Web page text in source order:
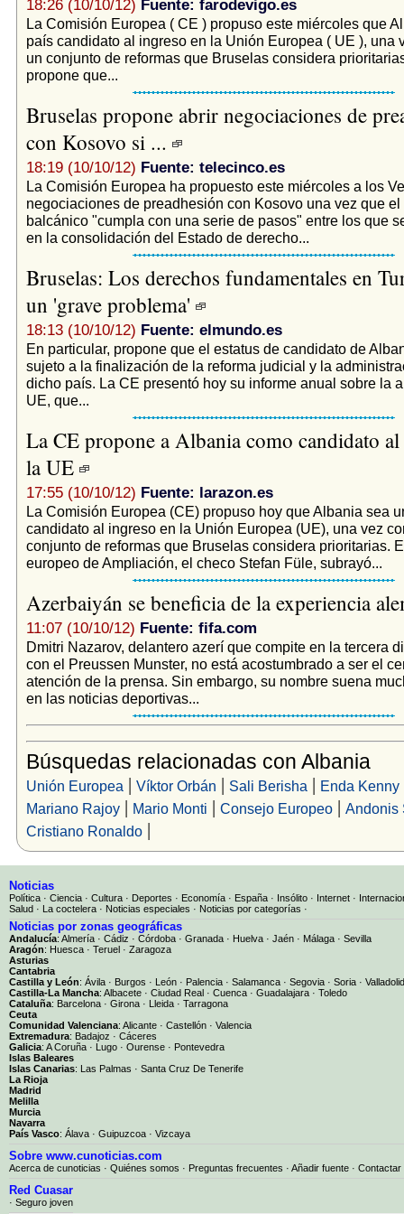
18:26 (10/10/12) Fuente: farodevigo.es
La Comisión Europea ( CE ) propuso este miércoles que
país candidato al ingreso en la Unión Europea ( UE ), una
un conjunto de reformas que Bruselas considera
propone que...
Bruselas propone abrir negociaciones de
con Kosovo si ...
18:19 (10/10/12) Fuente: telecinco.es
La Comisión Europea ha propuesto este miércoles a los
negociaciones de preadhesión con Kosovo una vez que el
balcánico "cumpla con una serie de pasos" entre los que
en la consolidación del Estado de derecho...
Bruselas: Los derechos fundamentales en
un 'grave problema'
18:13 (10/10/12) Fuente: elmundo.es
En particular, propone que el estatus de candidato de
sujeto a la finalización de la reforma judicial y la
dicho país. La CE presentó hoy su informe anual sobre la
UE, que...
La CE propone a Albania como candidato
la UE
17:55 (10/10/12) Fuente: larazon.es
La Comisión Europea (CE) propuso hoy que Albania sea
candidato al ingreso en la Unión Europea (UE), una vez
conjunto de reformas que Bruselas considera prioritarias.
europeo de Ampliación, el checo Stefan Füle, subrayó...
Azerbaiyán se beneficia de la experiencia
11:07 (10/10/12) Fuente: fifa.com
Dmitri Nazarov, delantero azerí que compite en la tercera
con el Preussen Munster, no está acostumbrado a ser el
atención de la prensa. Sin embargo, su nombre suena
en las noticias deportivas...
Búsquedas relacionadas con Albania
Unión Europea | Víktor Orbán | Sali Berisha | Enda Kenny
Mariano Rajoy| Mario Monti | Consejo Europeo| Andonis
Cristiano Ronaldo|
Noticias
Política · Ciencia · Cultura · Deportes · Economía · España · Insólito · Internet ·
Salud · La coctelera · Noticias especiales · Noticias por categorías ·
Noticias por zonas geográficas
Andalucía: Almería · Cádiz · Córdoba · Granada · Huelva · Jaén · Málaga · Sevilla
Aragón: Huesca · Teruel · Zaragoza
Asturias
Cantabria
Castilla y León: Ávila · Burgos · León · Palencia · Salamanca · Segovia · Soria · Valladolid
Castilla-La Mancha: Albacete · Ciudad Real · Cuenca · Guadalajara · Toledo
Cataluña: Barcelona · Girona · Lleida · Tarragona
Ceuta
Comunidad Valenciana: Alicante · Castellón · Valencia
Extremadura: Badajoz · Cáceres
Galicia: A Coruña · Lugo · Ourense · Pontevedra
Islas Baleares
Islas Canarias: Las Palmas · Santa Cruz De Tenerife
La Rioja
Madrid
Melilla
Murcia
Navarra
País Vasco: Álava · Guipuzcoa · Vizcaya
Sobre www.cunoticias.com
Acerca de cunoticias · Quiénes somos · Preguntas frecuentes · Añadir fuente · Contactar
Red Cuasar
· Seguro joven